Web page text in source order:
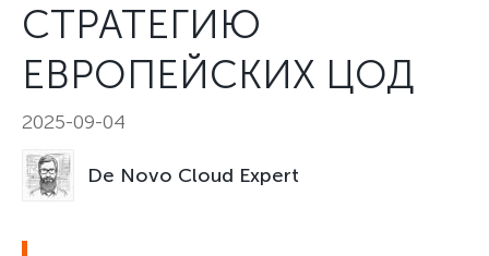
СТРАТЕГИЮ
ЕВРОПЕЙСКИХ ЦОД
2025-09-04
De Novo Cloud Expert